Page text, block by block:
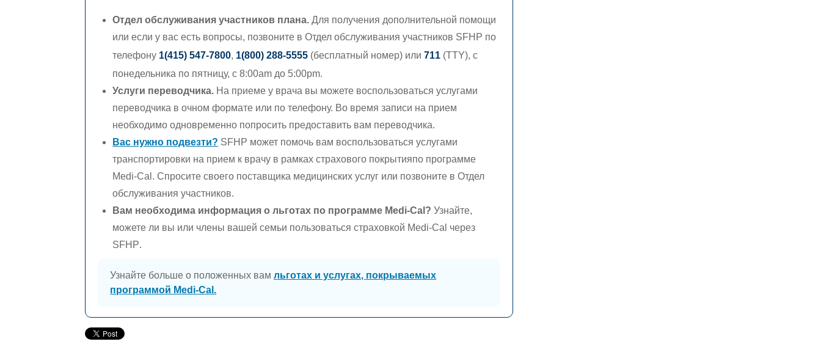
Отдел обслуживания участников плана. Для получения дополнительной помощи
или если у вас есть вопросы, позвоните в Отдел обслуживания участников SFHP по
телефону 1(415) 547-7800, 1(800) 288-5555 (бесплатный номер) или711 (TTY), с
понедельника по пятницу, с 8:00am до 5:00pm.
Услуги переводчика. На приеме у врача вы можете воспользоваться услугами
переводчика в очном формате или по телефону. Во время записи на прием
необходимо одновременно попросить предоставить вам переводчика.
Вас нужно подвезти? SFHP может помочь вам воспользоваться услугами
транспортировки на прием к врачу в рамках страхового покрытияпо программе
Medi-Cal. Спросите своего поставщика медицинских услуг или позвоните в Отдел
обслуживания участников.
Вам необходима информация о льготах по программе Medi-Cal? Узнайте,
можете ли вы или члены вашей семьи пользоваться страховкой Medi-Cal через
SFHP.
Узнайте больше о положенных вамльготах и услугах, покрываемых
программой Medi-Cal.